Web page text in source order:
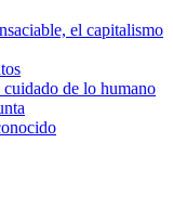
el capitalismo
cuidado de lo humano